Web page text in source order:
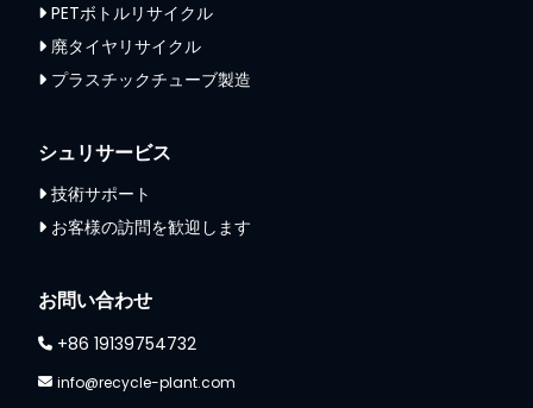
PETボトルリサイクル
廃タイヤリサイクル
プラスチックチューブ製造
シュリサービス
技術サポート
お客様の訪問を歓迎します
お問い合わせ
+86 19139754732
info@recycle-plant.com